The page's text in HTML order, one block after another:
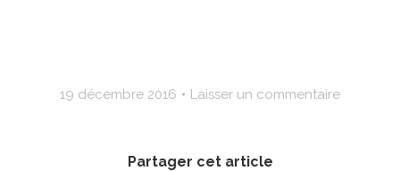
19 décembre 2016 Laisser un commentaire
Partager cet article